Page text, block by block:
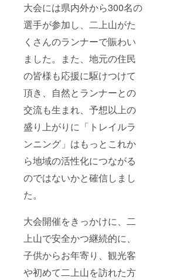
大会には県内外から300名の
選手が参加し、二上山がた
くさんのランナーで賑わい
ました。また、地元の住民
の皆様も応援に駆けつけて
頂き、自然とランナーとの
交流も生まれ、予想以上の
盛り上がりに「トレイルラ
ンニング」はもっとこれか
ら地域の活性化につながる
のではないかと確信しまし
た。
大会開催をきっかけに、二
上山で安全かつ継続的に、
子供からお年寄り、観光客
や初めて二上山を訪れた方